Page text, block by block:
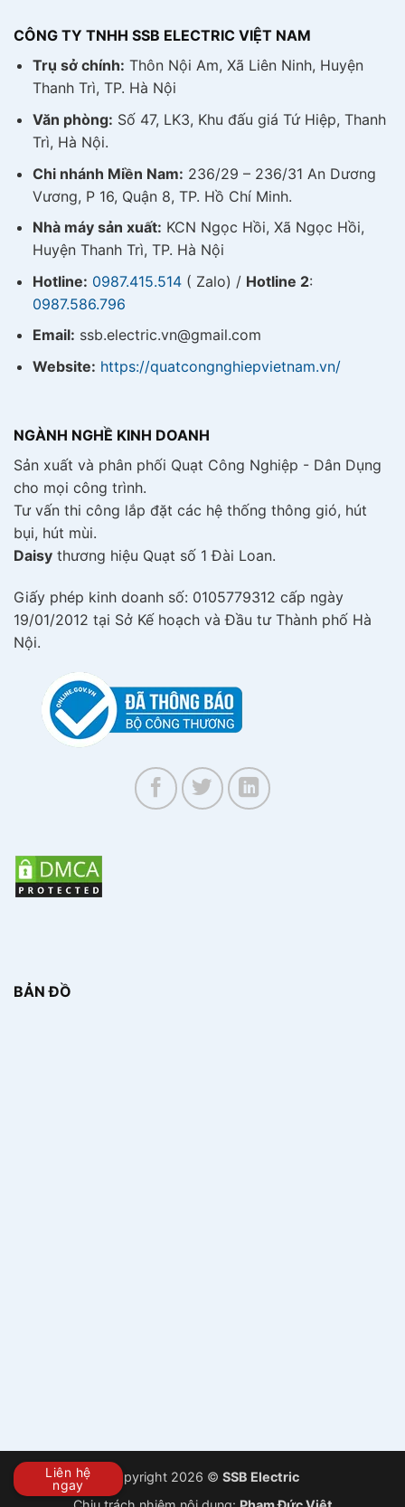
CÔNG TY TNHH SSB ELECTRIC VIỆT NAM
Trụ sở chính: Thôn Nội Am, Xã Liên Ninh, Huyện
Thanh Trì, TP. Hà Nội
Văn phòng: Số 47, LK3, Khu đấu giá Tứ Hiệp, Thanh
Trì, Hà Nội.
Chi nhánh Miền Nam: 236/29 – 236/31 An Dương
Vương, P 16, Quận 8, TP. Hồ Chí Minh.
Nhà máy sản xuất: KCN Ngọc Hồi, Xã Ngọc Hồi,
Huyện Thanh Trì, TP. Hà Nội
Hotline: 0987.415.514( Zalo) / Hotline 2:
0987.586.796
Email: ssb.electric.vn@gmail.com
Website: https://quatcongnghiepvietnam.vn/
NGÀNH NGHỀ KINH DOANH
Sản xuất và phân phối Quạt Công Nghiệp - Dân Dụng
cho mọi công trình.
Tư vấn thi công lắp đặt các hệ thống thông gió, hút
bụi, hút mùi.
Daisy thương hiệu Quạt số 1 Đài Loan.
Giấy phép kinh doanh số: 0105779312 cấp ngày
19/01/2012 tại Sở Kế hoạch và Đầu tư Thành phố Hà
Nội.
BẢN ĐỒ
Copyright 2026 © SSB Electric
Liên hệ
ngay